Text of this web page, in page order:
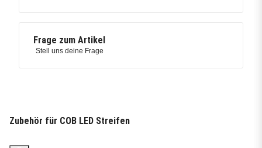
Frage zum Artikel
Stell uns deine Frage
Zubehör für COB LED Streifen